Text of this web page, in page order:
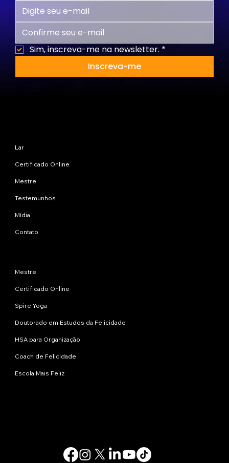
Sim, inscreva-me na newsletter. *
Inscreva-me
Lar
Certificado Online
Mestre
Testemunhos
Mídia
Contato
Mestre
Certificado Online
Spire Yoga
Doutorado em Estudos da Felicidade
HSA para Organização
Coach de Felicidade
Escola Mais Feliz